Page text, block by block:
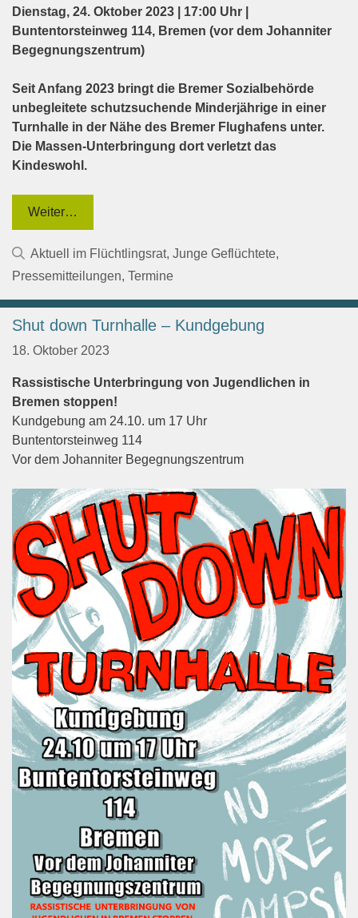
Dienstag, 24. Oktober 2023 | 17:00 Uhr |
Buntentorsteinweg 114, Bremen (vor dem Johanniter
Begegnungszentrum)
Seit Anfang 2023 bringt die Bremer Sozialbehörde
unbegleitete schutzsuchende Minderjährige in einer
Turnhalle in der Nähe des Bremer Flughafens unter.
Die Massen-Unterbringung dort verletzt das
Kindeswohl.
Weiter…
Kategorien
Aktuell im Flüchtlingsrat, Junge Geflüchtete,
Pressemitteilungen, Termine
Shut down Turnhalle – Kundgebung
18. Oktober 2023
Rassistische Unterbringung von Jugendlichen in
Bremen stoppen!
Kundgebung am 24.10. um 17 Uhr
Buntentorsteinweg 114
Vor dem Johanniter Begegnungszentrum